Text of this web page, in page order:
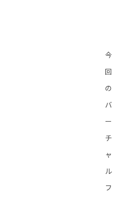
今
回
の
バ
ー
チ
ャ
ル
フ